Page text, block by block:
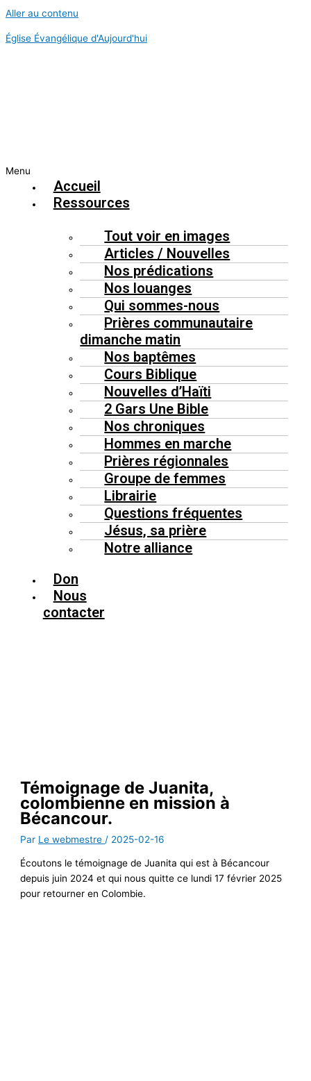
Aller au contenu
Église Évangélique d'Aujourd'hui
Menu
Accueil
Ressources
Tout voir en images
Articles / Nouvelles
Nos prédications
Nos louanges
Qui sommes-nous
Prières communautaire
dimanche matin
Nos baptêmes
Cours Biblique
Nouvelles d’Haïti
2 Gars Une Bible
Nos chroniques
Hommes en marche
Prières régionnales
Groupe de femmes
Librairie
Questions fréquentes
Jésus, sa prière
Notre alliance
Don
Nous
contacter
Témoignage de Juanita,
colombienne en mission à
Bécancour.
Par Le webmestre / 2025-02-16
Écoutons le témoignage de Juanita qui est à Bécancour
depuis juin 2024 et qui nous quitte ce lundi 17 février 2025
pour retourner en Colombie.